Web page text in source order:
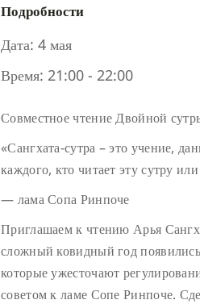
Подробности
Дата: 4 мая
Время: 21:00 - 22:00
Совместное чтение Двойной
«Сангхата-сутра – это учение,
каждого, кто читает эту сутру
— лама Сопа Ринпоче
Приглашаем к чтению Арья
сложный ковидный год
которые ужесточают
советом к ламе Сопе Ринпоче.